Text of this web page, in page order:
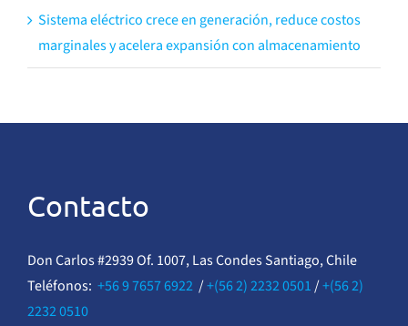
Sistema eléctrico crece en generación, reduce costos
marginales y acelera expansión con almacenamiento
Contacto
Don Carlos #2939 Of. 1007, Las Condes Santiago, Chile
Teléfonos: +56 9 7657 6922/+(56 2) 2232 0501/+(56 2)
2232 0510